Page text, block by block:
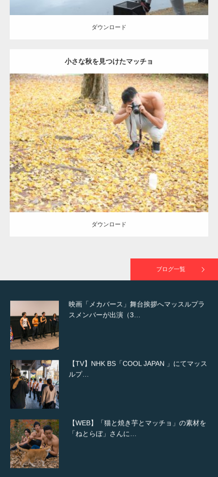
ダウンロード
小さな秋を見つけたマッチョ
Update:2021.07.8
Category:公園のマッチョ その他 AKIHITO(細マッチョ) 肩
ダウンロード
ダウンロード
ブログ一覧
【YouTube】マッチョフリー素材メンバーが
ギネス世界記録…
【TV】TBS番組「ひるおび」にてマッスルプ
ラスが紹介されま…
TOKYO FMラジオ番組「ONE MORNING」
で紹介さ…
NHK「所さん！事件ですよ」に取材されまし
た（6/8放送）
映画「メカバース」舞台挨拶へマッスルプラ
スメンバーが出演（3…
【TV】NHK BS「COOL JAPAN 」にてマッス
ルプ…
【WEB】「猫と焼き芋とマッチョ」の素材を
「ねとらぼ」さんに…